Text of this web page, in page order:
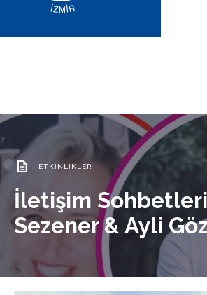
ETKINLIKLER
İletişim
Sezener & Ayli